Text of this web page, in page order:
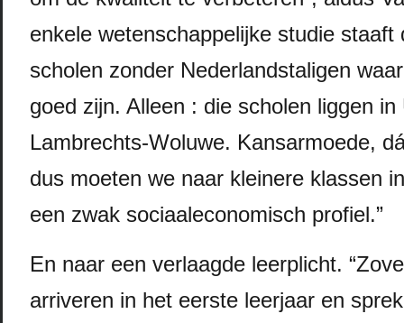
enkele wetenschappelijke studie staaft
scholen zonder Nederlandstaligen
goed zijn. Alleen : die scholen liggen
Lambrechts-Woluwe. Kansarmoede,
dus moeten we naar kleinere klassen
een zwak sociaaleconomisch profiel.”
En naar een verlaagde leerplicht.
arriveren in het eerste leerjaar en